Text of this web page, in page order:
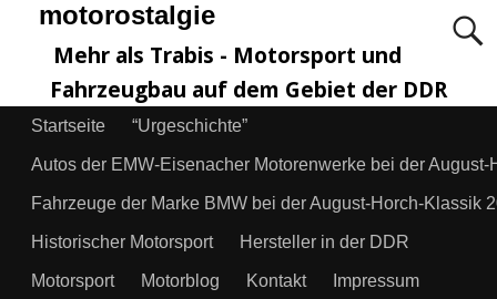
motorostalgie
Mehr als Trabis - Motorsport und
Fahrzeugbau auf dem Gebiet der DDR
Startseite “Urgeschichte”
Autos der EMW-Eisenacher Motorenwerke bei der
Fahrzeuge der Marke BMW bei der August-Horch-Klassik
Historischer Motorsport Hersteller in der DDR
Motorsport Motorblog Kontakt Impressum